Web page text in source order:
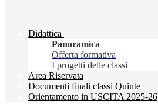
Didattica
Panoramica
Offerta formativa
I progetti delle classi
Area Riservata
Documenti finali classi Quinte
Orientamento in USCITA 2025-26